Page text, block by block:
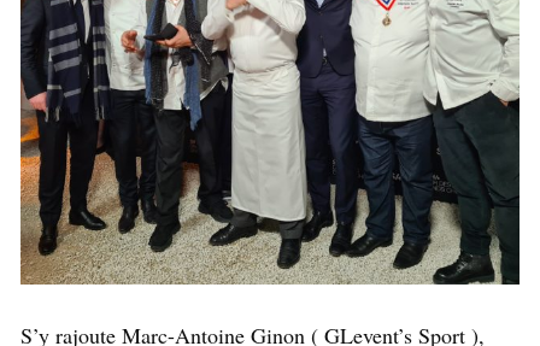
S’y rajoute Marc-Antoine Ginon ( GLevent’s Sport ),